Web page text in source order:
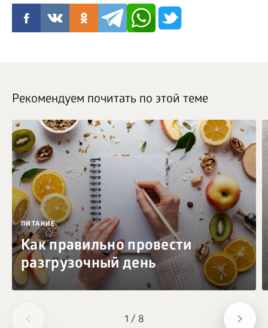
1 / 8
Рекомендуем почитать по этой теме
ПИТАНИЕ
Как правильно провести
разгрузочный день